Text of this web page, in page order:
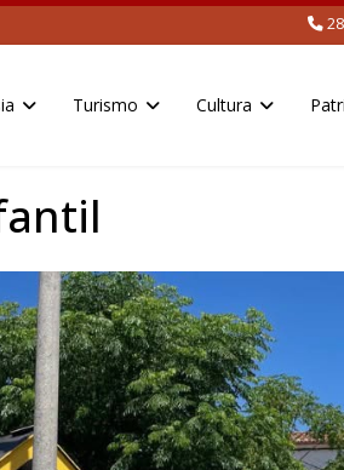
Turismo Cultura